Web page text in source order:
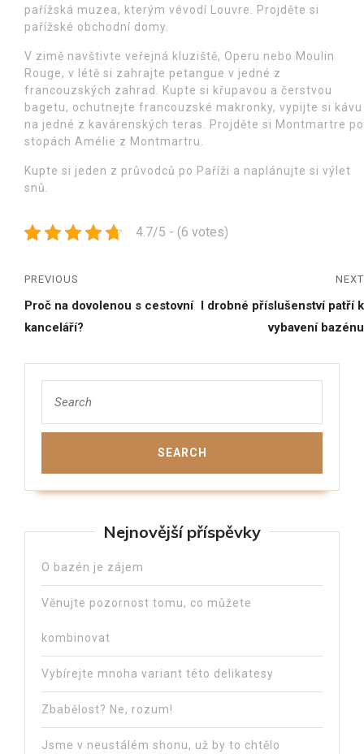
pařížská muzea, kterým vévodí Louvre. Projděte si
pařížské obchodní domy.
V zimě navštivte veřejná kluziště, Operu nebo Moulin
Rouge, v létě si zahrajte petangue v jedné z
francouzských zahrad. Kupte si křupavou a čerstvou
bagetu, ochutnejte francouzské makronky, vypijte si kávu
na jedné z kavárenských teras. Projděte si Montmartre po
stopách Amélie z Montmartru.
Kupte si jeden z průvodců po Paříži a naplánujte si výlet
snů.
4.7/5 - (6 votes)
PREVIOUS
Proč na dovolenou s cestovní
kanceláří?
NEXT
I drobné příslušenství patří k
vybavení bazénu
Nejnovější příspěvky
O bazén je zájem
Věnujte pozornost tomu, co můžete
kombinovat
Vybírejte mnoha variant této delikatesy
Zbabělost? Ne, rozum!
Jsme v neustálém shonu, už by to chtělo